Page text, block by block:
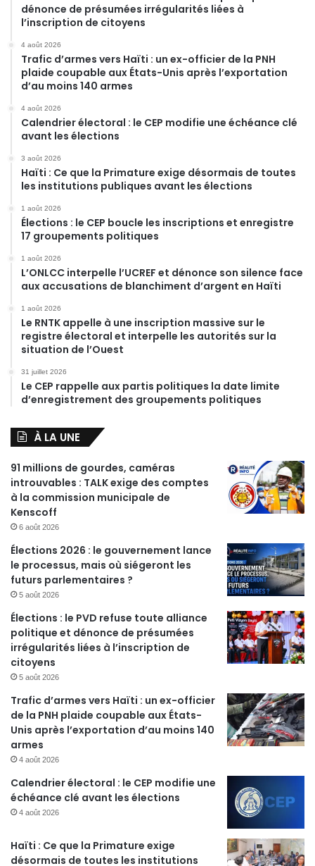
dénonce de présumées irrégularités liées à
l’inscription de citoyens
4 août 2026
Trafic d’armes vers Haïti : un ex-officier de la PNH
plaide coupable aux États-Unis après l’exportation
d’au moins 140 armes
4 août 2026
Calendrier électoral : le CEP modifie une échéance clé
avant les élections
3 août 2026
Haïti : Ce que la Primature exige désormais de toutes
les institutions publiques avant les élections
1 août 2026
Élections : le CEP boucle les inscriptions et enregistre
17 groupements politiques
1 août 2026
L’ONLCC interpelle l’UCREF et dénonce son silence face
aux accusations de blanchiment d’argent en Haïti
1 août 2026
Le RNTK appelle à une inscription massive sur le
registre électoral et interpelle les autorités sur la
situation de l’Ouest
31 juillet 2026
Le CEP rappelle aux partis politiques la date limite
d’enregistrement des groupements politiques
À LA UNE
91 millions de gourdes, caméras
introuvables : TALK exige des comptes
à la commission municipale de
Kenscoff
6 août 2026
Élections 2026 : le gouvernement lance
le processus, mais où siégeront les
futurs parlementaires ?
5 août 2026
Élections : le PVD refuse toute alliance
politique et dénonce de présumées
irrégularités liées à l’inscription de
citoyens
5 août 2026
Trafic d’armes vers Haïti : un ex-officier
de la PNH plaide coupable aux États-
Unis après l’exportation d’au moins 140
armes
4 août 2026
Calendrier électoral : le CEP modifie une
échéance clé avant les élections
4 août 2026
Haïti : Ce que la Primature exige
désormais de toutes les institutions